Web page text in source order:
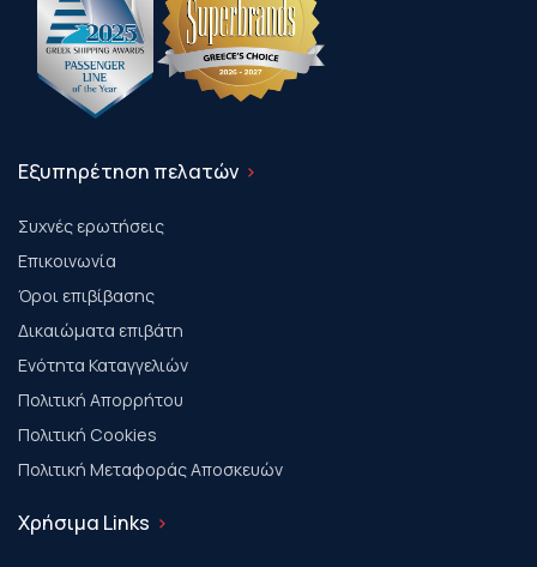
Εξυπηρέτηση πελατών
Συχνές ερωτήσεις
Επικοινωνία
Όροι επιβίβασης
Δικαιώματα επιβάτη
Ενότητα Καταγγελιών
Πολιτική Απορρήτου
Πολιτική Cookies
Πολιτική Μεταφοράς Αποσκευών
Χρήσιμα Links